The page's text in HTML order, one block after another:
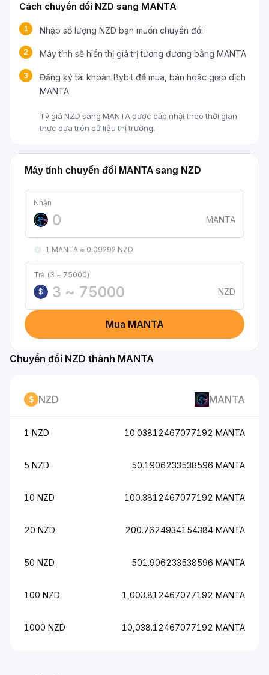
Cách chuyển đổi NZD sang MANTA
1 Nhập số lượng NZD bạn muốn chuyển đổi
2 Máy tính sẽ hiển thị giá trị tương đương bằng MANTA
3
Đăng ký tài khoản Bybit để mua, bán hoặc giao dịch
MANTA
Tỷ giá NZD sang MANTA được cập nhật theo thời gian
thực dựa trên dữ liệu thị trường.
Máy tính chuyển đổi MANTA sang NZD
Nhận
MANTA
1 MANTA ≈ 0.09292 NZD
Trả (3 ~ 75000)
$
NZD
Mua MANTA
Chuyển đổi NZD thành MANTA
NZD MANTA
1 NZD 10.03812467077192 MANTA
5 NZD 50.1906233538596 MANTA
10 NZD 100.3812467077192 MANTA
20 NZD 200.7624934154384 MANTA
50 NZD 501.906233538596 MANTA
100 NZD 1,003.812467077192 MANTA
1000 NZD 10,038.12467077192 MANTA